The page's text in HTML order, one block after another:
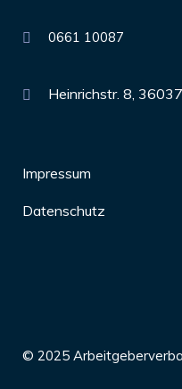
0661 10087
Heinrichstr. 8,
Impressum
Datenschutz
© 2025